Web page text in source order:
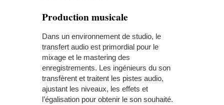
Production musicale
Dans un environnement de studio, le
transfert audio est primordial pour le
mixage et le mastering des
enregistrements. Les ingénieurs du son
transfèrent et traitent les pistes audio,
ajustant les niveaux, les effets et
l’égalisation pour obtenir le son souhaité.